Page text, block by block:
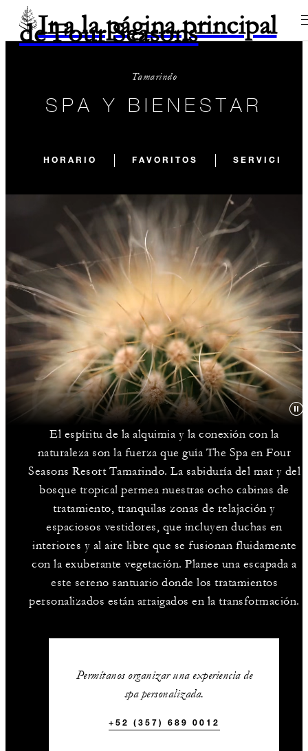
Ir a la página principal
de Four Seasons
Tamarindo
SPA Y BIENESTAR
HORARIO FAVORITOS SERVICIOS
El espíritu de la alquimia y la conexión con la
naturaleza son la fuerza que guía The Spa en Four
Seasons Resort Tamarindo. La sabiduría del mar y del
bosque tropical permea nuestras ocho cabinas de
tratamiento, tranquilas zonas de relajación y
espaciosos vestidores, que incluyen duchas en
interiores y al aire libre que se fusionan fluidamente
con la exuberante vegetación. Planee una escapada a
este sereno santuario donde los tratamientos
personalizados están arraigados en la transformación.
Permítanos organizar una experiencia de
spa personalizada.
+52 (357) 689 0012